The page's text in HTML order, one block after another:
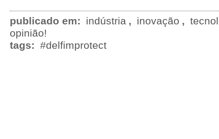
publicado em: indústria , inovação ,
opinião!
tags: #delfimprotect